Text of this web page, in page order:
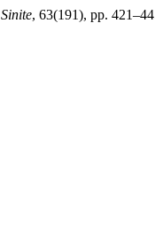
Sinite, 63(191), pp.